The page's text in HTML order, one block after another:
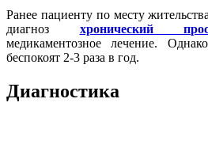
Ранее пациенту по месту
диагноз хронический
медикаментозное лечение.
беспокоят 2-3 раза в год.
Диагностика